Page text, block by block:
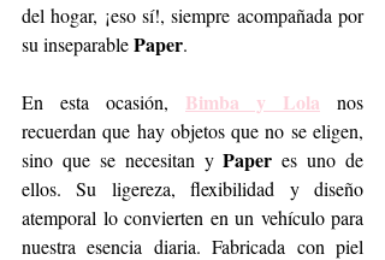
del hogar, ¡eso sí!, siempre acompañada por
su inseparable Paper.
En esta ocasión, Bimba y Lola nos
recuerdan que hay objetos que no se eligen,
sino que se necesitan y Paper es uno de
ellos. Su ligereza, flexibilidad y diseño
atemporal lo convierten en un vehículo para
nuestra esencia diaria. Fabricada con piel